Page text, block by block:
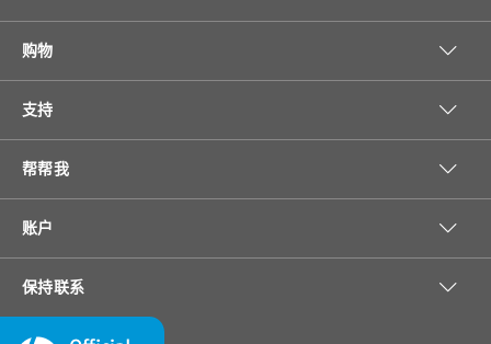
购物
支持
帮帮我
账户
保持联系